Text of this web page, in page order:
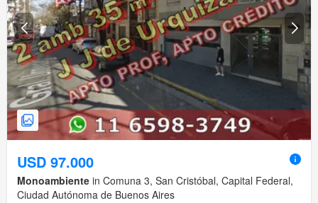
USD 97.000
Monoambiente in Comuna 3, San Cristóbal, Capital Federal,
Ciudad Autónoma de Buenos Aires